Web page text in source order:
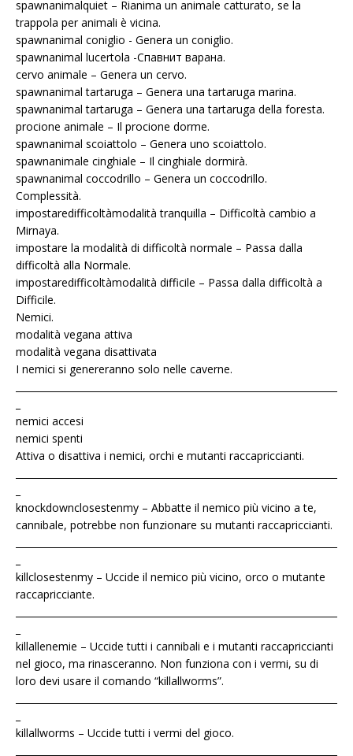
spawnanimalquiet – Rianima un animale catturato, se la
trappola per animali è vicina.
spawnanimal coniglio - Genera un coniglio.
spawnanimal lucertola -Спавнит варана.
cervo animale – Genera un cervo.
spawnanimal tartaruga – Genera una tartaruga marina.
spawnanimal tartaruga – Genera una tartaruga della foresta.
procione animale – Il procione dorme.
spawnanimal scoiattolo – Genera uno scoiattolo.
spawnanimale cinghiale – Il cinghiale dormirà.
spawnanimal coccodrillo – Genera un coccodrillo.
Complessità.
impostaredifficoltàmodalità tranquilla – Difficoltà cambio a
Mirnaya.
impostare la modalità di difficoltà normale – Passa dalla
difficoltà alla Normale.
impostaredifficoltàmodalità difficile – Passa dalla difficoltà a
Difficile.
Nemici.
modalità vegana attiva
modalità vegana disattivata
I nemici si genereranno solo nelle caverne.
nemici accesi
nemici spenti
Attiva o disattiva i nemici, orchi e mutanti raccapriccianti.
knockdownclosestenmy – Abbatte il nemico più vicino a te,
cannibale, potrebbe non funzionare su mutanti raccapriccianti.
killclosestenmy – Uccide il nemico più vicino, orco o mutante
raccapricciante.
killallenemie – Uccide tutti i cannibali e i mutanti raccapriccianti
nel gioco, ma rinasceranno. Non funziona con i vermi, su di
loro devi usare il comando “killallworms”.
killallworms – Uccide tutti i vermi del gioco.